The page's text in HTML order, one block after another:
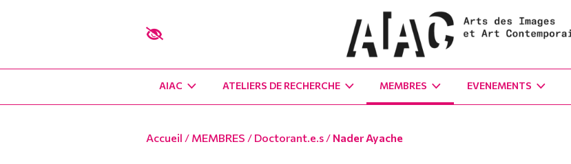
AIAC ATELIERS DE RECHERCHE MEMBRES EVENEMENTS
Accueil / MEMBRES / Doctorant.e.s / Nader Ayache